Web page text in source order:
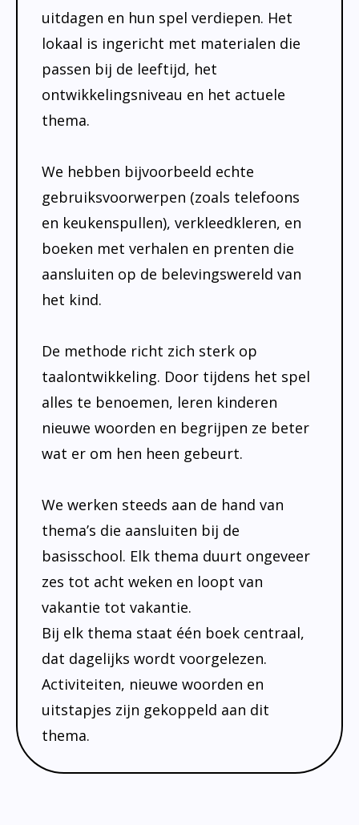
uitdagen en hun spel verdiepen. Het
lokaal is ingericht met materialen die
passen bij de leeftijd, het
ontwikkelingsniveau en het actuele
thema.
We hebben bijvoorbeeld echte
gebruiksvoorwerpen (zoals telefoons
en keukenspullen), verkleedkleren, en
boeken met verhalen en prenten die
aansluiten op de belevingswereld van
het kind.
De methode richt zich sterk op
taalontwikkeling. Door tijdens het spel
alles te benoemen, leren kinderen
nieuwe woorden en begrijpen ze beter
wat er om hen heen gebeurt.
We werken steeds aan de hand van
thema’s die aansluiten bij de
basisschool. Elk thema duurt ongeveer
zes tot acht weken en loopt van
vakantie tot vakantie.
Bij elk thema staat één boek centraal,
dat dagelijks wordt voorgelezen.
Activiteiten, nieuwe woorden en
uitstapjes zijn gekoppeld aan dit
thema.